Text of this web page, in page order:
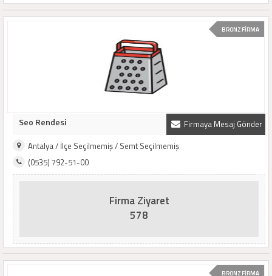
BRONZ FİRMA
Firmaya Mesaj Gönder
Seo Rendesi
Antalya / İlçe Seçilmemiş / Semt Seçilmemiş
(0535) 792-51-00
Firma Ziyaret
578
BRONZ FİRMA